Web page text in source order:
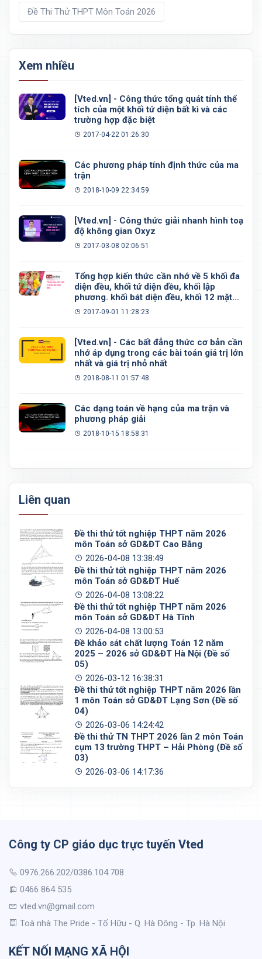
Đề Thi Thử THPT Môn Toán 2026
Xem nhiều
[Vted.vn] - Công thức tổng quát tính thể
tích của một khối tứ diện bất kì và các
trường hợp đặc biệt
2017-04-22 01:26:30
Các phương pháp tính định thức của ma
trận
2018-10-09 22:34:59
[Vted.vn] - Công thức giải nhanh hình toạ
độ không gian Oxyz
2017-03-08 02:06:51
Tổng hợp kiến thức cần nhớ về 5 khối đa
diện đều, khối tứ diện đều, khối lập
phương. khối bát diện đều, khối 12 mặt
đều, khối 20 mặt đều
2017-09-01 11:28:23
[Vted.vn] - Các bất đẳng thức cơ bản cần
nhớ áp dụng trong các bài toán giá trị lớn
nhất và giá trị nhỏ nhất
2018-08-11 01:57:48
Các dạng toán về hạng của ma trận và
phương pháp giải
2018-10-15 18:58:31
Liên quan
Đề thi thử tốt nghiệp THPT năm 2026
môn Toán sở GD&ĐT Cao Bằng
2026-04-08 13:38:49
Đề thi thử tốt nghiệp THPT năm 2026
môn Toán sở GD&ĐT Huế
2026-04-08 13:08:22
Đề thi thử tốt nghiệp THPT năm 2026
môn Toán sở GD&ĐT Hà Tĩnh
2026-04-08 13:00:53
Đề khảo sát chất lượng Toán 12 năm
2025 – 2026 sở GD&ĐT Hà Nội (Đề số
05)
2026-03-12 16:38:31
Đề thi thử tốt nghiệp THPT năm 2026 lần
1 môn Toán sở GD&ĐT Lạng Sơn (Đề số
04)
2026-03-06 14:24:42
Đề thi thử TN THPT 2026 lần 2 môn Toán
cụm 13 trường THPT – Hải Phòng (Đề số
03)
2026-03-06 14:17:36
Công ty CP giáo dục trực tuyến Vted
0976.266.202/0386.104.708
0466 864 535
vted.vn@gmail.com
Toà nhà The Pride - Tố Hữu - Q. Hà Đông - Tp. Hà Nội
KẾT NỐI MẠNG XÃ HỘI